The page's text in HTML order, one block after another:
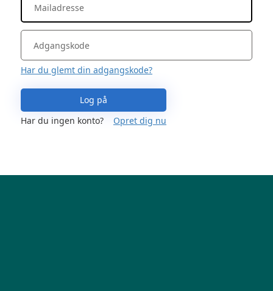
Har du glemt din adgangskode?
Log på
Har du ingen konto?
Opret dig nu